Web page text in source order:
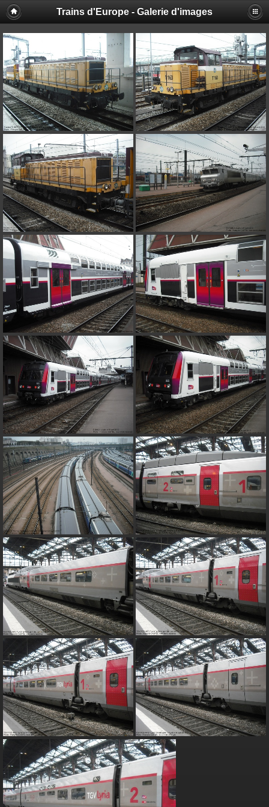
Trains d'Europe - Galerie d'images